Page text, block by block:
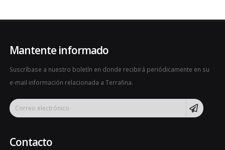
Mantente informado
Suscríbase a nuestro boletín en donde recibirá periódicamente en su
e-mail información relacionada a Terrafina.
Contacto